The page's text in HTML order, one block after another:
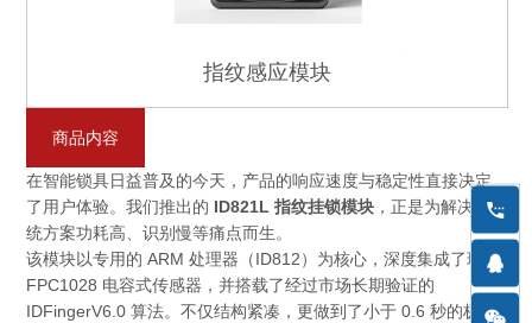
指纹感应模块
商品内容
在智能锁具日益普及的今天，产品的响应速度与稳定性直接决定
了用户体验。我们推出的 ID821L 指纹挂锁模块，正是为解决传
统方案功耗高、识别慢等痛点而生。
该模块以专用的 ARM 处理器（ID812）为核心，深度集成了瑞典
FPC1028 电容式传感器，并搭载了经过市场长期验证的
IDFingerV6.0 算法。不仅结构紧凑，更做到了小于 0.6 秒的极速